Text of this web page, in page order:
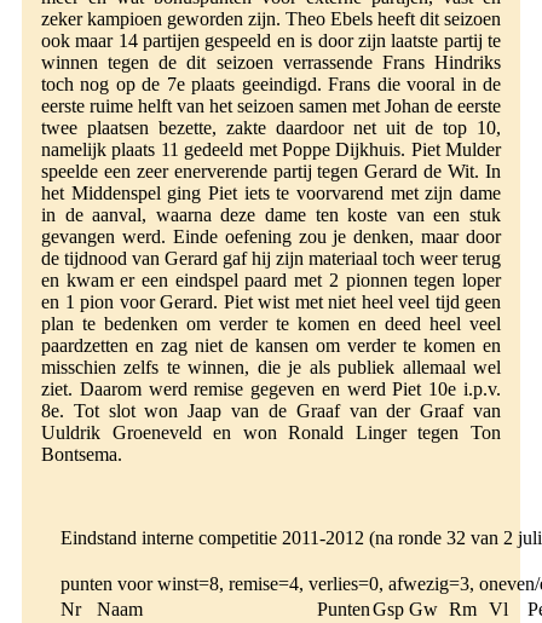
zeker kampioen geworden zijn. Theo Ebels heeft dit seizoen
ook maar 14 partijen gespeeld en is door zijn laatste partij te
winnen tegen de dit seizoen verrassende Frans Hindriks
toch nog op de 7e plaats geeindigd. Frans die vooral in de
eerste ruime helft van het seizoen samen met Johan de eerste
twee plaatsen bezette, zakte daardoor net uit de top 10,
namelijk plaats 11 gedeeld met Poppe Dijkhuis. Piet Mulder
speelde een zeer enerverende partij tegen Gerard de Wit. In
het Middenspel ging Piet iets te voorvarend met zijn dame
in de aanval, waarna deze dame ten koste van een stuk
gevangen werd. Einde oefening zou je denken, maar door
de tijdnood van Gerard gaf hij zijn materiaal toch weer terug
en kwam er een eindspel paard met 2 pionnen tegen loper
en 1 pion voor Gerard. Piet wist met niet heel veel tijd geen
plan te bedenken om verder te komen en deed heel veel
paardzetten en zag niet de kansen om verder te komen en
misschien zelfs te winnen, die je als publiek allemaal wel
ziet. Daarom werd remise gegeven en werd Piet 10e i.p.v.
8e. Tot slot won Jaap van de Graaf van der Graaf van
Uuldrik Groeneveld en won Ronald Linger tegen Ton
Bontsema.
Eindstand interne competitie 2011-2012 (na ronde 32 van 2
punten voor winst=8, remise=4, verlies=0, afwezig=3,
Nr
Naam PuntenGsp Gw Rm Vl